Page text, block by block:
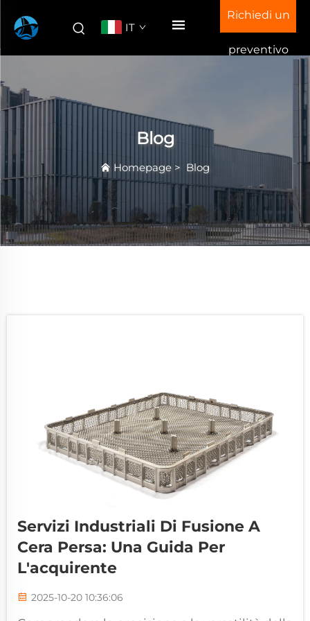
IT
Richiedi un
preventivo
Blog
Homepage > Blog
Servizi Industriali Di Fusione A
Cera Persa: Una Guida Per
L'acquirente
2025-10-20 10:36:06